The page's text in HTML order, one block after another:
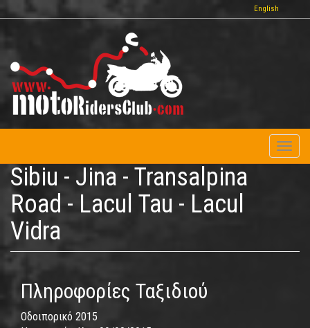
Παράκαμψη
προς
περιεχόμενο
English
Sibiu - Jina - Transalpina
Road - Lacul Tau - Lacul
Vidra
Πληροφορίες Ταξιδιού
Οδοιπορικό 2015